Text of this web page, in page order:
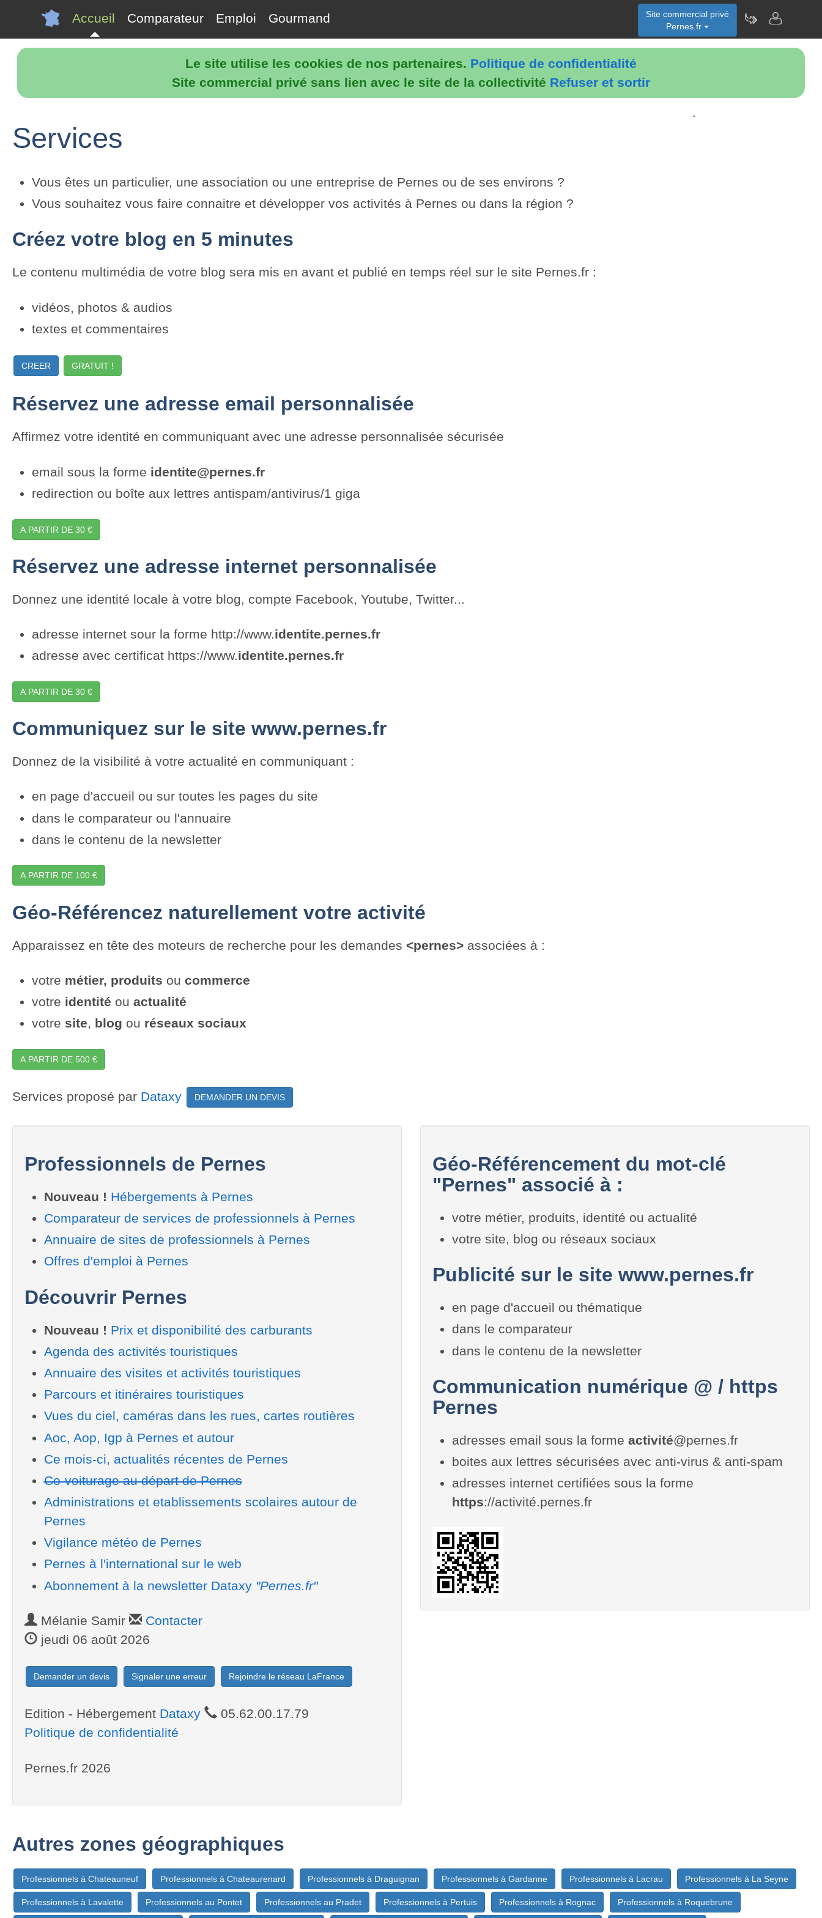
Le site utilise les cookies de nos partenaires. Politique de confidentialité
Site commercial privé sans lien avec le site de la collectivité Refuser et sortir
Accueil Comparateur Emploi Gourmand
Site commercial privé
Pernes.fr
Services
Vous êtes un particulier, une association ou une entreprise de Pernes ou de ses environs ?
Vous souhaitez vous faire connaitre et développer vos activités à Pernes ou dans la région ?
Créez votre blog en 5 minutes
Le contenu multimédia de votre blog sera mis en avant et publié en temps réel sur le site Pernes.fr :
vidéos, photos & audios
textes et commentaires
CREER GRATUIT !
Réservez une adresse email personnalisée
Affirmez votre identité en communiquant avec une adresse personnalisée sécurisée
email sous la forme identite@pernes.fr
redirection ou boîte aux lettres antispam/antivirus/1 giga
A PARTIR DE 30 €
Réservez une adresse internet personnalisée
Donnez une identité locale à votre blog, compte Facebook, Youtube, Twitter...
adresse internet sour la forme http://www.identite.pernes.fr
adresse avec certificat https://www.identite.pernes.fr
A PARTIR DE 30 €
Communiquez sur le site www.pernes.fr
Donnez de la visibilité à votre actualité en communiquant :
en page d'accueil ou sur toutes les pages du site
dans le comparateur ou l'annuaire
dans le contenu de la newsletter
A PARTIR DE 100 €
Géo-Référencez naturellement votre activité
Apparaissez en tête des moteurs de recherche pour les demandes <pernes> associées à :
votre métier, produits ou commerce
votre identité ou actualité
votre site, blog ou réseaux sociaux
A PARTIR DE 500 €
Services proposé par Dataxy DEMANDER UN DEVIS
.
Professionnels de Pernes
Nouveau ! Hébergements à Pernes
Comparateur de services de professionnels à Pernes
Annuaire de sites de professionnels à Pernes
Offres d'emploi à Pernes
Découvrir Pernes
Nouveau ! Prix et disponibilité des carburants
Agenda des activités touristiques
Annuaire des visites et activités touristiques
Parcours et itinéraires touristiques
Vues du ciel, caméras dans les rues, cartes routières
Aoc, Aop, Igp à Pernes et autour
Ce mois-ci, actualités récentes de Pernes
Co-voiturage au départ de Pernes
Administrations et etablissements scolaires autour de
Pernes
Vigilance météo de Pernes
Pernes à l'international sur le web
Abonnement à la newsletter Dataxy "Pernes.fr"
Mélanie Samir
Contacter
jeudi 06 août 2026
Demander un devis Signaler une erreur Rejoindre le réseau LaFrance
Edition - Hébergement Dataxy
05.62.00.17.79
Politique de confidentialité
Pernes.fr 2026
Géo-Référencement du mot-clé
"Pernes" associé à :
votre métier, produits, identité ou actualité
votre site, blog ou réseaux sociaux
Publicité sur le site www.pernes.fr
en page d'accueil ou thématique
dans le comparateur
dans le contenu de la newsletter
Communication numérique @ / https
Pernes
adresses email sous la forme activité@pernes.fr
boites aux lettres sécurisées avec anti-virus & anti-spam
adresses internet certifiées sous la forme
https://activité.pernes.fr
Autres zones géographiques
Professionnels à Chateauneuf Professionnels à Chateaurenard Professionnels à Draguignan Professionnels à Gardanne Professionnels à Lacrau Professionnels à La Seyne
Professionnels à Lavalette Professionnels au Pontet Professionnels au Pradet Professionnels à Pertuis Professionnels à Rognac Professionnels à Roquebrune